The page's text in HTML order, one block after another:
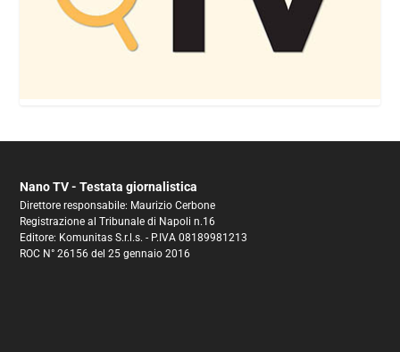
Nano TV - Testata giornalistica
Direttore responsabile: Maurizio Cerbone
Registrazione al Tribunale di Napoli n.16
Editore: Komunitas S.r.l.s. - P.IVA 08189981213
ROC N° 26156 del 25 gennaio 2016